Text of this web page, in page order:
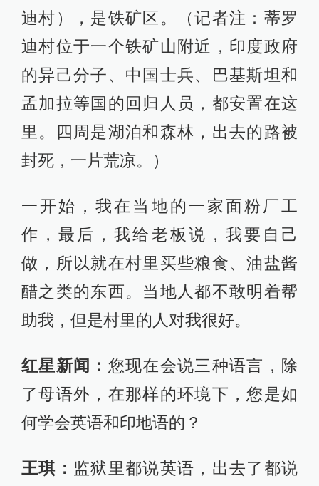
迪村），是铁矿区。（记者注：蒂罗
迪村位于一个铁矿山附近，印度政府
的异己分子、中国士兵、巴基斯坦和
孟加拉等国的回归人员，都安置在这
里。四周是湖泊和森林，出去的路被
封死，一片荒凉。）
一开始，我在当地的一家面粉厂工
作，最后，我给老板说，我要自己
做，所以就在村里买些粮食、油盐酱
醋之类的东西。当地人都不敢明着帮
助我，但是村里的人对我很好。
红星新闻： 您现在会说三种语言，除
了母语外，在那样的环境下，您是如
何学会英语和印地语的？
王琪： 监狱里都说英语，出去了都说